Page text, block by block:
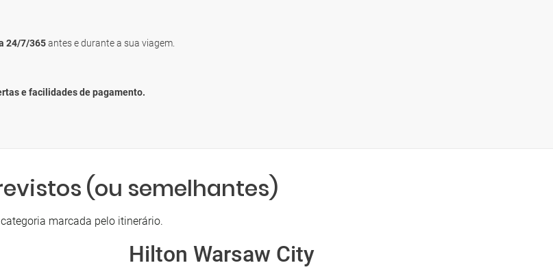
24/7/365antes e durante a sua viagem.
e facilidades de pagamento.
(ou semelhantes)
marcada pelo itinerário.
Hilton Warsaw City